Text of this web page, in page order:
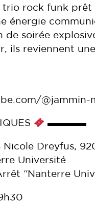
trio rock funk
énergie
soirée
ils reviennent
@jammin-
▬▬▬▬
Nicole Dreyfus,
Université
“Nanterre